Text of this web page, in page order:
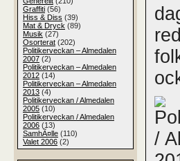
Graffiti (56)
Hiss & Diss (39)
Mat & Dryck (89)
Musik (27)
Osorterat (202)
Politikerveckan – Almedalen
2007 (2)
Politikerveckan – Almedalen
2012 (14)
Politikerveckan – Almedalen
2013 (4)
Politikerveckan / Almedalen
2005 (10)
Politikerveckan / Almedalen
2006 (13)
SamhÃ¤lle (110)
Valet 2006 (2)